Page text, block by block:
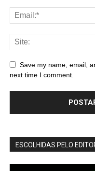
Save my name, email,
next time I comment.
ESCOLHIDAS PELO